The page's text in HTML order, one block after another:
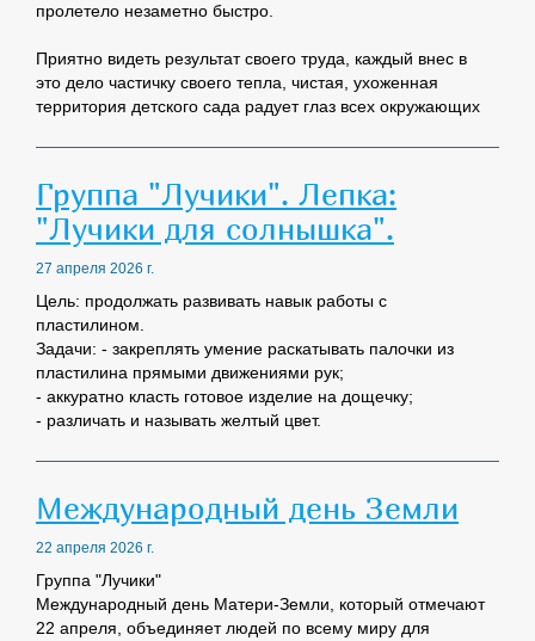
пролетело незаметно быстро.
Приятно видеть результат своего труда, каждый внес в
это дело частичку своего тепла, чистая, ухоженная
территория детского сада радует глаз всех окружающих
Группа "Лучики". Лепка:
"Лучики для солнышка".
27 апреля 2026 г.
Цель: продолжать развивать навык работы с
пластилином.
Задачи: - закреплять умение раскатывать палочки из
пластилина прямыми движениями рук;
- аккуратно класть готовое изделие на дощечку;
- различать и называть желтый цвет.
Международный день Земли
22 апреля 2026 г.
Группа "Лучики"
Международный день Матери-Земли, который отмечают
22 апреля, объединяет людей по всему миру для